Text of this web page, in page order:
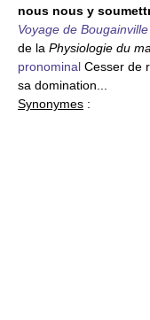
nous nous y
Voyage de Bougainville
de la Physiologie du
pronominal Cesser de
sa domination...
Synonymes :